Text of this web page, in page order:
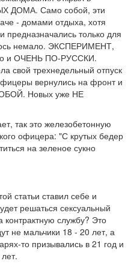
ДОМА. Само собой, эти
- домами отдыха, хотя
только для
немало. ЭКСПЕРИМЕНТ,
и ОЧЕНЬ ПО-РУССКИ.
свой трехнедельный отпуск
вернулись на фронт и
Новых уже НЕ
так это железобетонную
офицера: "С крутых бедер
на зеленое сукно
статьи ставил себе и
решаться сексуальный
службу? Это
не мальчики 18 - 20 лет, а
то призывались в 21 год и